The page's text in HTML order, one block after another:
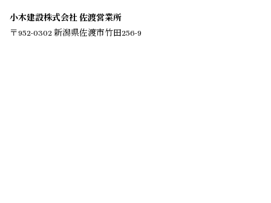
小木建設株式会社 佐渡営業所
〒952-0302 新潟県佐渡市竹田256-9